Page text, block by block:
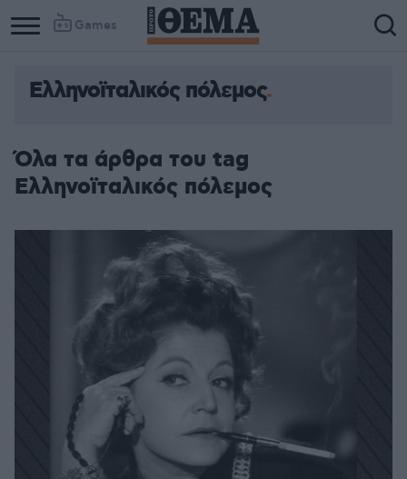
Games
Ελληνοϊταλικός πόλεμος
Όλα τα άρθρα του tag
Ελληνοϊταλικός πόλεμος